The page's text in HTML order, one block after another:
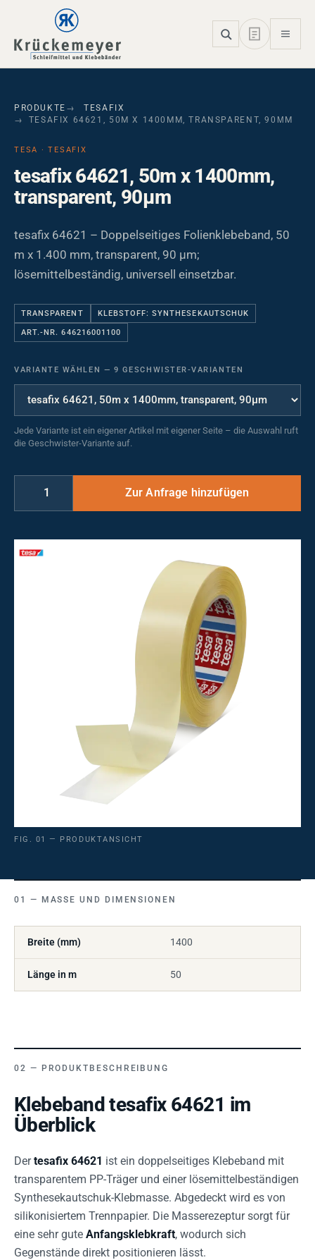
Skip to main navigation
Skip to main content
Skip to page footer
PRODUKTE
TESAFIX
TESAFIX 64621, 50M X 1400MM, TRANSPARENT, 90ΜM
TESA · TESAFIX
tesafix 64621, 50m x 1400mm,
transparent, 90µm
tesafix 64621 – Doppelseitiges Folienklebeband, 50
m x 1.400 mm, transparent, 90 µm;
lösemittelbeständig, universell einsetzbar.
TRANSPARENT KLEBSTOFF: SYNTHESEKAUTSCHUK
ART.-NR. 646216001100
VARIANTE WÄHLEN — 9 GESCHWISTER-VARIANTEN
Jede Variante ist ein eigener Artikel mit eigener Seite – die Auswahl ruft
die Geschwister-Variante auf.
FIG. 01 — PRODUKTANSICHT
MASSE UND DIMENSIONEN
Breite (mm) 1400
Länge in m 50
PRODUKTBESCHREIBUNG
Klebeband tesafix 64621 im
Überblick
Dertesafix 64621 ist ein doppelseitiges Klebeband mit
transparentem PP-Träger und einer lösemittelbeständigen
Synthesekautschuk-Klebmasse. Abgedeckt wird es von
silikonisiertem Trennpapier. Die Masserezeptur sorgt für
eine sehr gute Anfangsklebkraft, wodurch sich
Gegenstände direkt positionieren lässt.